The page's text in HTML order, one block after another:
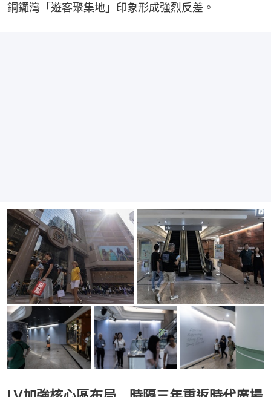
銅鑼灣「遊客聚集地」印象形成強烈反差。